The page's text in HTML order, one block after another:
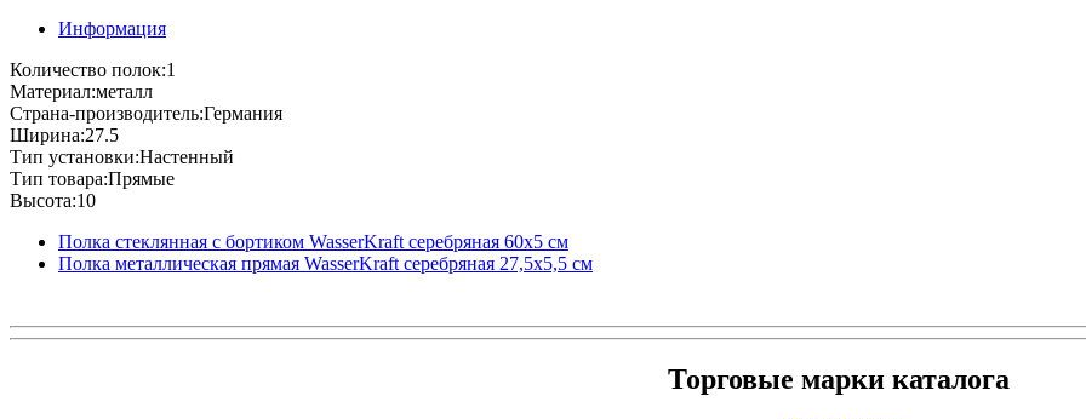
Информация
Количество полок:1
Материал:металл
Страна-производитель:Германия
Ширина:27.5
Тип установки:Настенный
Тип товара:Прямые
Высота:10
Полка стеклянная с бортиком WasserKraft серебряная 60х5 см
Полка металлическая прямая WasserKraft серебряная 27,5х5,5 см
Торговые марки каталога